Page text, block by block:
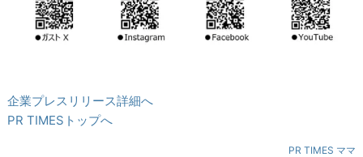
企業プレスリリース詳細へ
PR TIMESトップへ
PR TIMES ママ